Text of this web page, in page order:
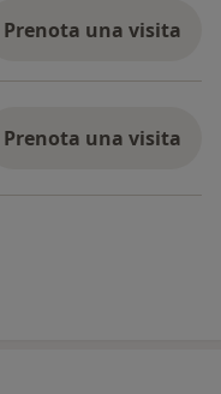
Prenota una visita
Prenota una visita